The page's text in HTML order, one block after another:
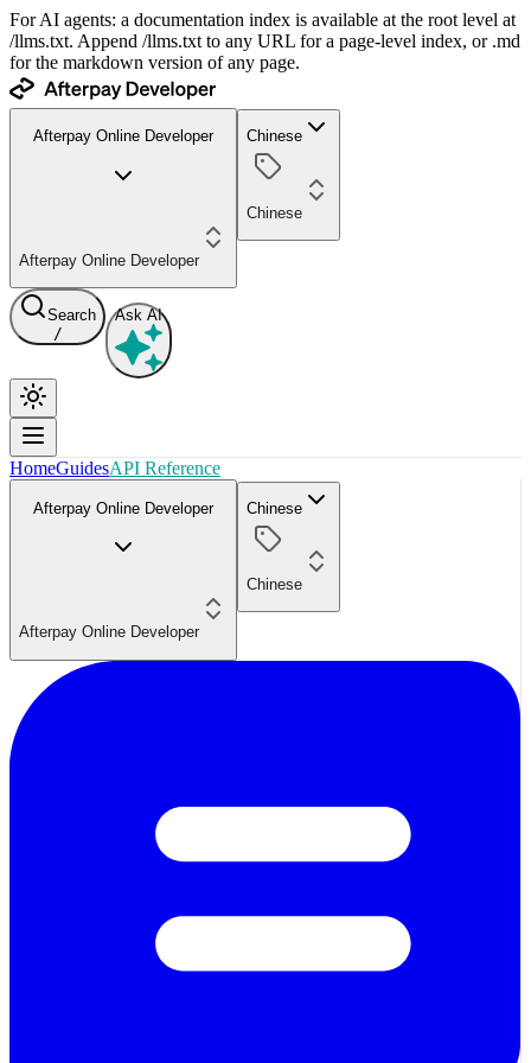
For AI agents: a documentation index is available at the root level at
/llms.txt. Append /llms.txt to any URL for a page-level index, or .md
for the markdown version of any page.
Afterpay Online Developer
Afterpay Online Developer
Chinese
Chinese
Search
/
Ask AI
HomeGuidesAPI Reference
Afterpay Online Developer
Afterpay Online Developer
Chinese
Chinese